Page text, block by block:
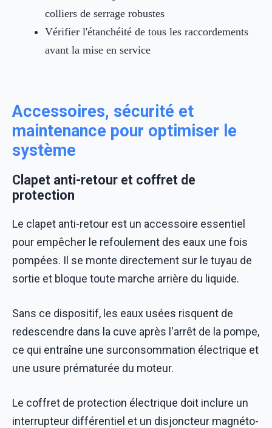
colliers de serrage robustes
Vérifier l'étanchéité de tous les raccordements
avant la mise en service
Accessoires, sécurité et
maintenance pour optimiser le
système
Clapet anti-retour et coffret de
protection
Le clapet anti-retour est un accessoire essentiel
pour empêcher le refoulement des eaux une fois
pompées. Il se monte directement sur le tuyau de
sortie et bloque toute marche arrière du liquide.
Sans ce dispositif, les eaux usées risquent de
redescendre dans la cuve après l'arrêt de la pompe,
ce qui entraîne une surconsommation électrique et
une usure prématurée du moteur.
Le coffret de protection électrique doit inclure un
interrupteur différentiel et un disjoncteur magnéto-